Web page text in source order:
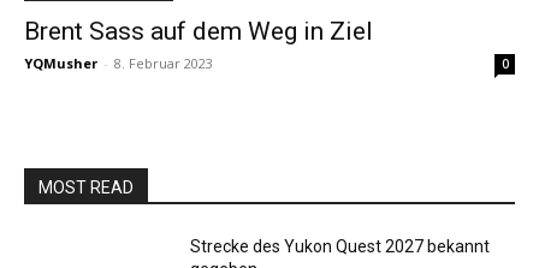
Brent Sass auf dem Weg in Ziel
YQMusher - 8. Februar 2023 0
MOST READ
Strecke des Yukon Quest 2027 bekannt